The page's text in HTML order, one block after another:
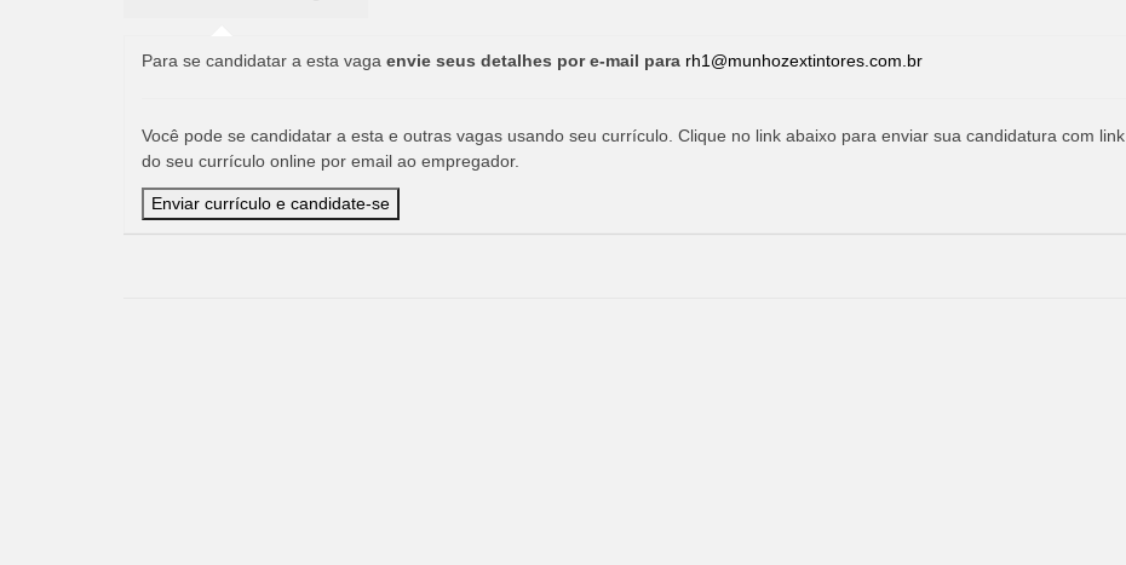
Para se candidatar a esta vaga envie seus detalhes por e-mail para rh1@munhozextintores.com.br
Você pode se candidatar a esta e outras vagas usando seu currículo. Clique no link abaixo para enviar sua candidatura com link
do seu currículo online por email ao empregador.